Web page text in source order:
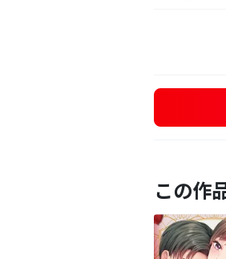
この作